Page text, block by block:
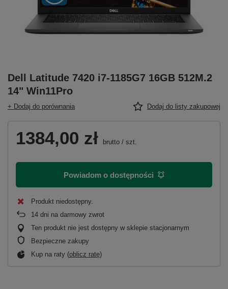
Dell Latitude 7420 i7-1185G7 16GB 512M.2
14" Win11Pro
+ Dodaj do porównania Dodaj do listy zakupowej
1384,00 zł brutto / szt.
Powiadom o dostępności
Produkt niedostępny
14 dni na darmowy zwrot
Ten produkt nie jest dostępny w sklepie stacjonarnym
Bezpieczne zakupy
Kup na raty (oblicz ratę)